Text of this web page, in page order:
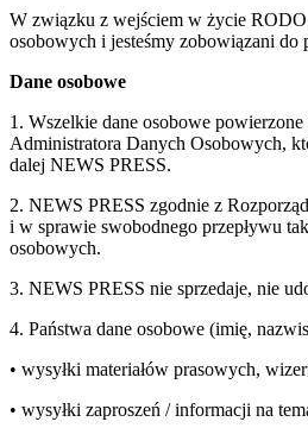
W związku z wejściem w życie RODO
osobowych i jesteśmy zobowiązani
Dane osobowe
1. Wszelkie dane osobowe
Administratora Danych Osobowych,
dalej NEWS PRESS.
2. NEWS PRESS zgodnie z
i w sprawie swobodnego przepływu
osobowych.
3. NEWS PRESS nie sprzedaje, nie
4. Państwa dane osobowe (imię,
• wysyłki materiałów prasowych,
• wysyłki zaproszeń / informacji na